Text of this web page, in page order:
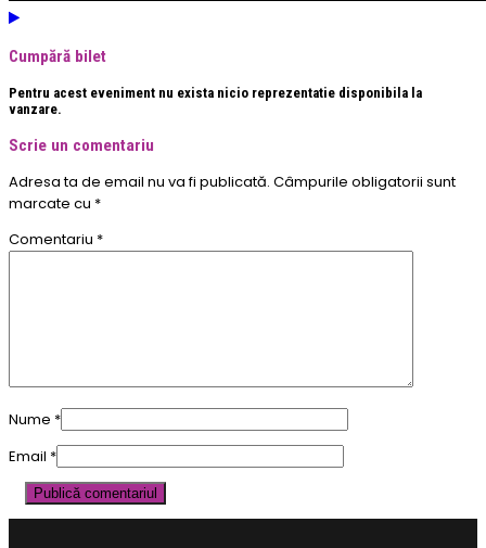
Cumpără bilet
Pentru acest eveniment nu exista nicio reprezentatie disponibila la
vanzare.
Scrie un comentariu
Adresa ta de email nu va fi publicată. Câmpurile obligatorii sunt
marcate cu *
Comentariu *
Nume *
Email *